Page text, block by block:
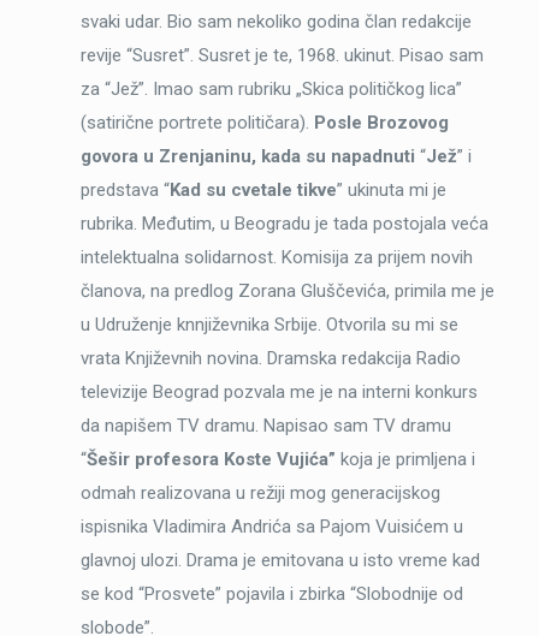
svaki udar. Bio sam nekoliko godina član redakcije
revije “Susret”. Susret je te, 1968. ukinut. Pisao sam
za “Jež”. Imao sam rubriku „Skica političkog lica”
(satirične portrete političara). Posle Brozovog
govora u Zrenjaninu, kada su napadnuti “Jež” i
predstava “Kad su cvetale tikve” ukinuta mi je
rubrika. Međutim, u Beogradu je tada postojala veća
intelektualna solidarnost. Komisija za prijem novih
članova, na predlog Zorana Gluščevića, primila me je
u Udruženje knnjiževnika Srbije. Otvorila su mi se
vrata Književnih novina. Dramska redakcija Radio
televizije Beograd pozvala me je na interni konkurs
da napišem TV dramu. Napisao sam TV dramu
“Šešir profesora Koste Vujića” koja je primljena i
odmah realizovana u režiji mog generacijskog
ispisnika Vladimira Andrića sa Pajom Vuisićem u
glavnoj ulozi. Drama je emitovana u isto vreme kad
se kod “Prosvete” pojavila i zbirka “Slobodnije od
slobode”.